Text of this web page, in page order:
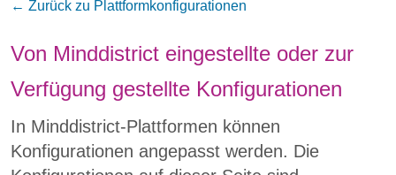
← Zurück zu Plattformkonfigurationen
Von Minddistrict eingestellte oder zur
Verfügung gestellte Konfigurationen
In Minddistrict-Plattformen können
Konfigurationen angepasst werden. Die